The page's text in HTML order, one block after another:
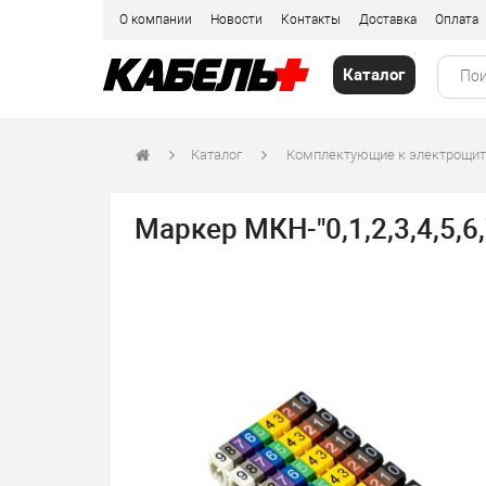
О компании Новости Контакты Доставка Оплата
Каталог
Каталог Комплектующие к
Маркер МКН-